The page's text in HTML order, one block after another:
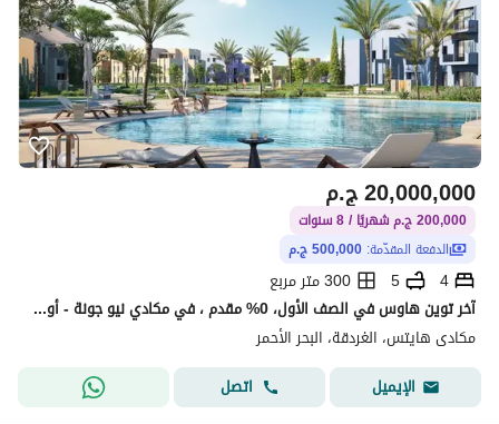
ج.م20,000,000
200,000 ج.م شهريًا / 8 سنوات
الدفعة المقدّمة: 500,000 ج.م
4
5
300 متر مربع
آخر توين هاوس في الصف الأول، 0% مقدم ، في مكادي نيو جونة - أوراسكوم !
مكادى هايتس، الغردقة، البحر الأحمر
الإيميل
اتصل